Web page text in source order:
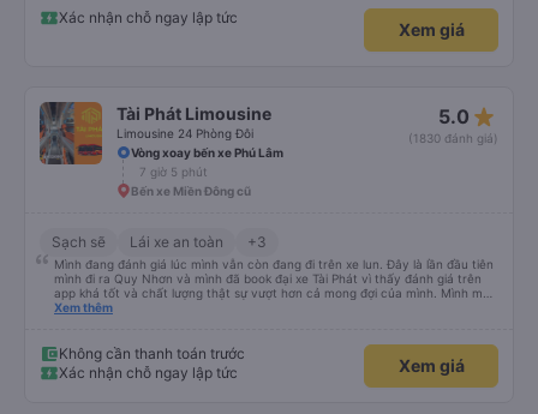
Xác nhận chỗ ngay lập tức
Xem giá
Tài Phát Limousine
Limousine 24 Phòng Đôi
5.0 star_rate
(1830 đánh giá)
Vòng xoay bến xe Phú Lâm
7 giờ 5 phút
Bến xe Miền Đông cũ
Sạch sẽ Lái xe an toàn +3
Mình đang đánh giá lúc mình vẫn còn đang đi trên xe lun. Đây là lần đầu tiên
mình đi ra Quy Nhơn và mình đã book đại xe Tài Phát vì thấy đánh giá trên
app khá tốt và chất lượng thật sự vượt hơn cả mong đợi của mình. Mình mua
giường đôi và vừa đủ cho 2 người. Nhân viên của nhà xe phải nói là siêu nhiệt
trung chuyển và lên xe lớn thì luôn hỗ trợ xách vali giùm tụi mình. Trên xe thì
có cả bánh và sữa miễn phí cho khách còn chuẩn bị cả thuốc say xe, dép,
mền, gối và đặc biệt là có gối ôm. Nchung là phải chấm nhà xe 10 sao mới
Xem thêm
Không cần thanh toán trước
Xác nhận chỗ ngay lập tức
Xem giá